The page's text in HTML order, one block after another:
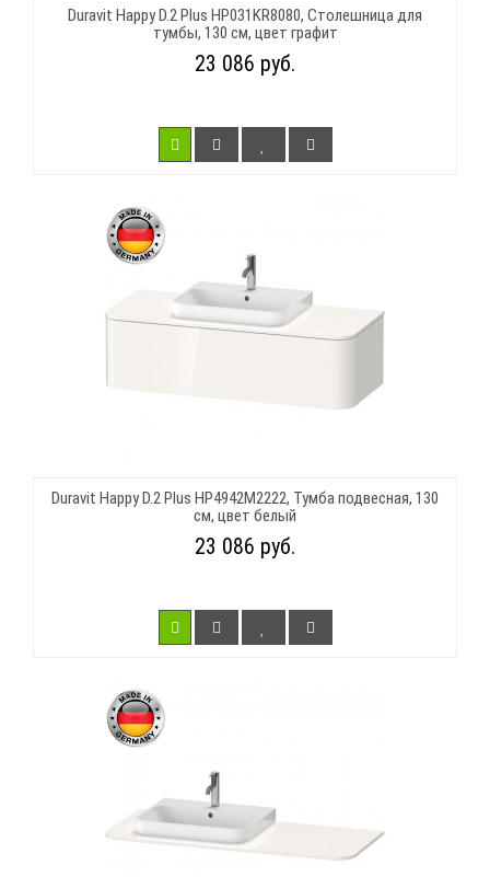
Duravit Happy D.2 Plus HP031KR8080, Столешница для
тумбы, 130 см, цвет графит
23 086 руб.
Duravit Happy D.2 Plus HP4942M2222, Тумба подвесная, 130
см, цвет белый
23 086 руб.